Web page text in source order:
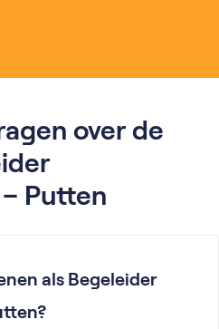
over de
Putten
als Begeleider